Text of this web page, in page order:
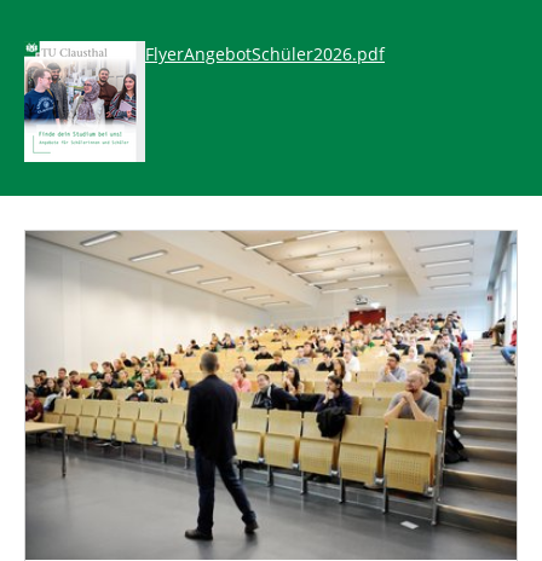
FlyerAngebotSchüler2026.pdf